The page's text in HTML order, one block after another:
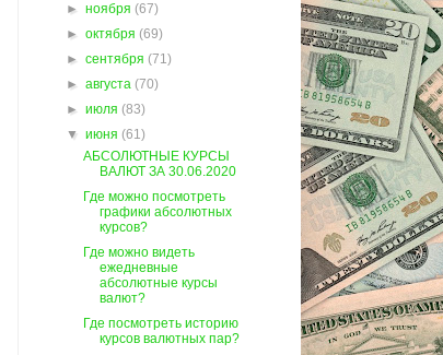
►ноября(67)
►октября(69)
►сентября(71)
►августа(70)
►июля(83)
▼июня(61)
АБСОЛЮТНЫЕ КУРСЫ
ВАЛЮТ ЗА 30.06.2020
Где можно посмотреть
графики абсолютных
курсов?
Где можно видеть
ежедневные
абсолютные курсы
валют?
Где посмотреть историю
курсов валютных пар?